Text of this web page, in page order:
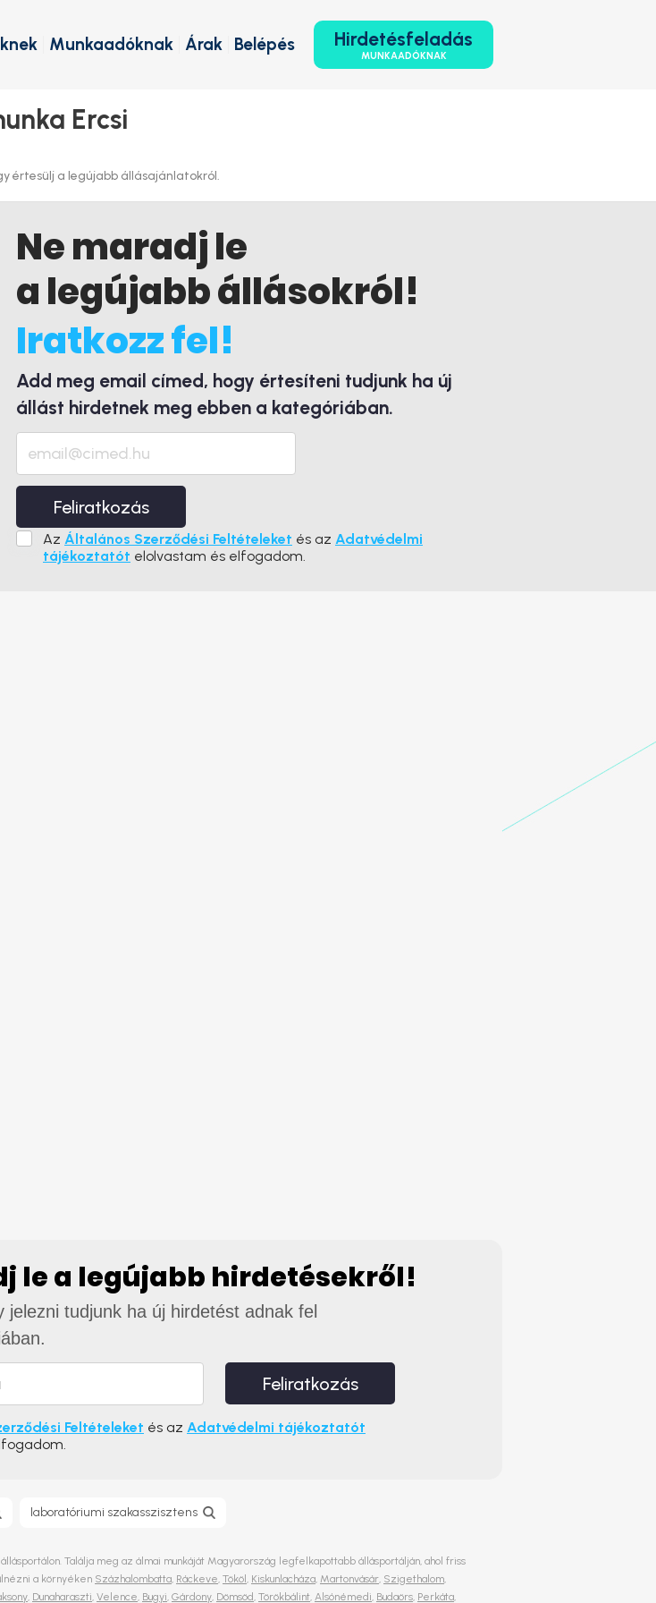
Hirdetésfeladás
MUNKAADÓKNAK
Belépés
Árak
Munkaadóknak
Ercsi
értesülj a legújabb állásajánlatokról.
Ne maradj le
a legújabb állásokról!
Iratkozz fel!
Add meg email címed, hogy értesíteni tudjunk ha új
állást hirdetnek meg ebben a kategóriában.
Feliratkozás
Az Általános Szerződési Feltételeket és az Adatvédelmi
tájékoztatót elolvastam és elfogadom.
le a legújabb hirdetésekről!
jelezni tudjunk ha új hirdetést adnak fel
Feliratkozás
Feltételeket és az Adatvédelmi tájékoztatót
laboratóriumi szakasszisztens
Találja meg az álmai munkáját Magyarország legfelkapottabb állásportálján, ahol friss
a környéken Százhalombatta, Ráckeve, Tököl , Kiskunlacháza, Martonvásár, Szigethalom,
, Dunaharaszti, Velence, Bugyi, Gárdony, Dömsöd , Törökbálint, Alsónémedi, Budaörs, Perkáta,